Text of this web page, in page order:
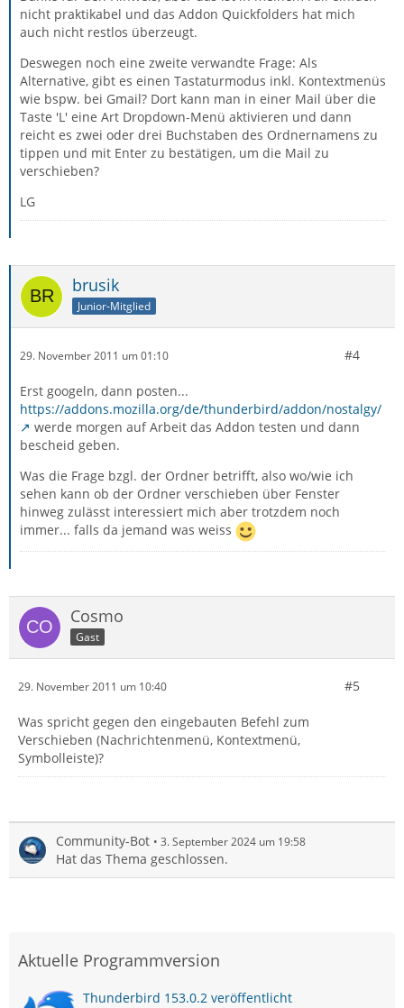
nicht praktikabel und das Addon Quickfolders hat mich
auch nicht restlos überzeugt.
Deswegen noch eine zweite verwandte Frage: Als
Alternative, gibt es einen Tastaturmodus inkl. Kontextmenüs
wie bspw. bei Gmail? Dort kann man in einer Mail über die
Taste 'L' eine Art Dropdown-Menü aktivieren und dann
reicht es zwei oder drei Buchstaben des Ordnernamens zu
tippen und mit Enter zu bestätigen, um die Mail zu
verschieben?
LG
brusik
Junior-Mitglied
29. November 2011 um 01:10 #4
Erst googeln, dann posten...
https://addons.mozilla.org/de/thunderbird/addon/nostalgy/
werde morgen auf Arbeit das Addon testen und dann
bescheid geben.
Was die Frage bzgl. der Ordner betrifft, also wo/wie ich
sehen kann ob der Ordner verschieben über Fenster
hinweg zulässt interessiert mich aber trotzdem noch
immer... falls da jemand was weiss
Cosmo
Gast
29. November 2011 um 10:40 #5
Was spricht gegen den eingebauten Befehl zum
Verschieben (Nachrichtenmenü, Kontextmenü,
Symbolleiste)?
Community-Bot 3. September 2024 um 19:58
Hat das Thema geschlossen.
Aktuelle Programmversion
Thunderbird 153.0.2 veröffentlicht